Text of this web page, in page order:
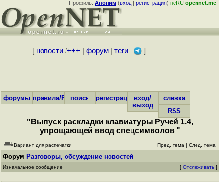
Профиль:Аноним(вход|регистрация)неRUopennet.me
[ новости/+++ форум| теги| ]
форумы правила/FAQпоиск регистрациявход/
выход
слежка
RSS
"Выпуск раскладки клавиатуры Ручей 1.4,
упрощающей ввод спецсимволов "
Вариант для распечатки Пред. тема | След. тема
Форум Разговоры, обсуждение новостей
Изначальное сообщение [ Отслеживать ]